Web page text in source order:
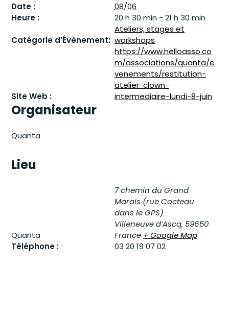
Date :
08/06
Heure :
20 h 30 min - 21 h 30 min
Catégorie d’Évènement:
Ateliers, stages et
workshops
Site Web :
https://www.helloasso.co
m/associations/quanta/e
venements/restitution-
atelier-clown-
intermediaire-lundi-8-juin
Organisateur
Quanta
Lieu
Quanta
7 chemin du Grand
Marais (rue Cocteau
dans le GPS)
Villeneuve d’Ascq, 59650
France + Google Map
Téléphone :
03 20 19 07 02